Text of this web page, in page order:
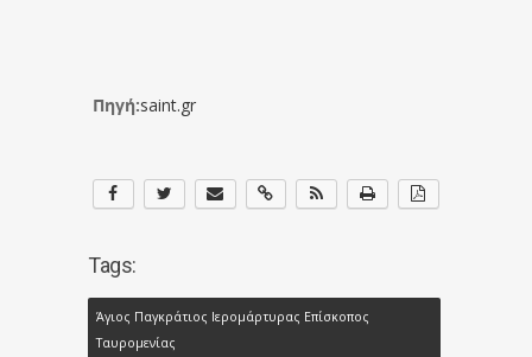
Πηγή:saint.gr
Tags:
Άγιος Παγκράτιος Ιερομάρτυρας Επίσκοπος
Ταυρομενίας